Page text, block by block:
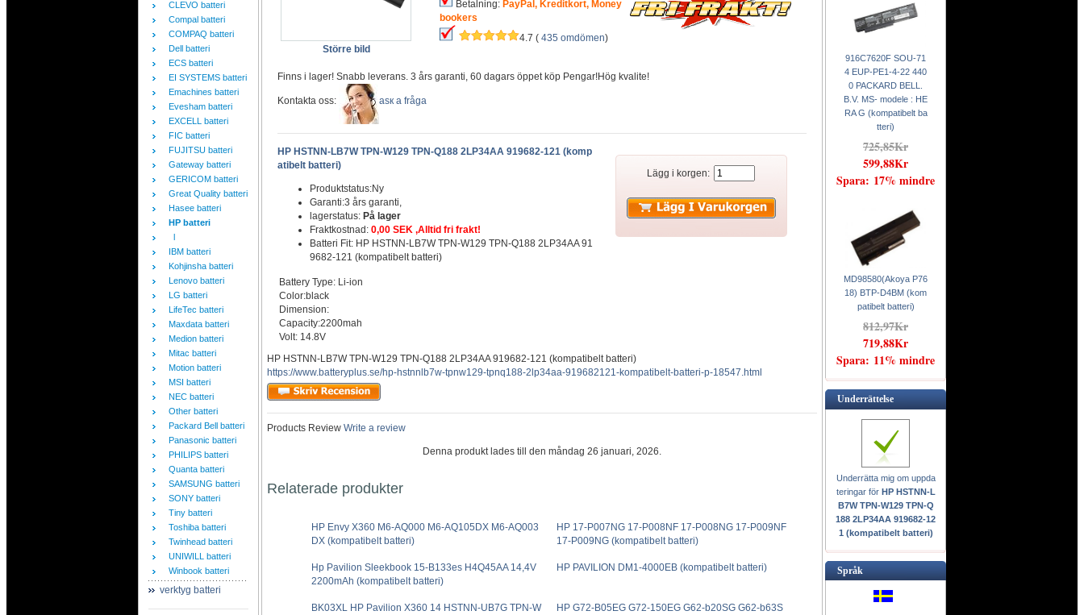
CLEVO batteri
Compal batteri
COMPAQ batteri
Dell batteri
ECS batteri
EI SYSTEMS batteri
Emachines batteri
Evesham batteri
EXCELL batteri
FIC batteri
FUJITSU batteri
Gateway batteri
GERICOM batteri
Great Quality batteri
Hasee batteri
HP batteri
l
IBM batteri
Kohjinsha batteri
Lenovo batteri
LG batteri
LifeTec batteri
Maxdata batteri
Medion batteri
Mitac batteri
Motion batteri
MSI batteri
NEC batteri
Other batteri
Packard Bell batteri
Panasonic batteri
PHILIPS batteri
Quanta batteri
SAMSUNG batteri
SONY batteri
Tiny batteri
Toshiba batteri
Twinhead batteri
UNIWILL batteri
Winbook batteri
verktyg batteri
Större bild
Betalning: PayPal, Kreditkort, Money
bookers
4.7 ( 435 omdömen)
Finns i lager! Snabb leverans. 3 års garanti, 60 dagars öppet köp Pengar!Hög kvalite!
Kontakta oss: аsк а fråga
Lägg i korgen:
HP HSTNN-LB7W TPN-W129 TPN-Q188 2LP34AA 919682-121 (komp
atibelt batteri)
Produktstatus:Ny
Garanti:3 års garanti,
lagerstatus: På lager
Fraktkostnad: 0,00 SEK ,Alltid fri frakt!
Batteri Fit: HP HSTNN-LB7W TPN-W129 TPN-Q188 2LP34AA 91
9682-121 (kompatibelt batteri)
Battery Type: Li-ion
Color:black
Dimension:
Capacity:2200mah
Volt: 14.8V
HP HSTNN-LB7W TPN-W129 TPN-Q188 2LP34AA 919682-121 (kompatibelt batteri)
https://www.batteryplus.se/hp-hstnnlb7w-tpnw129-tpnq188-2lp34aa-919682121-kompatibelt-batteri-p-18547.html
Products Review Write a review
Denna produkt lades till den måndag 26 januari, 2026.
Relaterade produkter
HP Envy X360 M6-AQ000 M6-AQ105DX M6-AQ003
DX (kompatibelt batteri)
HP 17-P007NG 17-P008NF 17-P008NG 17-P009NF
17-P009NG (kompatibelt batteri)
Hp Pavilion Sleekbook 15-B133es H4Q45AA 14,4V
2200mAh (kompatibelt batteri)
HP PAVILION DM1-4000EB (kompatibelt batteri)
BK03XL HP Pavilion X360 14 HSTNN-UB7G TPN-W
HP G72-B05EG G72-150EG G62-b20SG G62-b63S
916C7620F SOU-71
4 EUP-PE1-4-22 440
0 PACKARD BELL.
B.V. MS- modele : HE
RA G (kompatibelt ba
tteri)
725,85Kr
599,88Kr
Spara: 17% mindre
MD98580(Akoya P76
18) BTP-D4BM (kom
patibelt batteri)
812,97Kr
719,88Kr
Spara: 11% mindre
Underrättelse
Underrätta mig om uppda
teringar för HP HSTNN-L
B7W TPN-W129 TPN-Q
188 2LP34AA 919682-12
1 (kompatibelt batteri)
Språk